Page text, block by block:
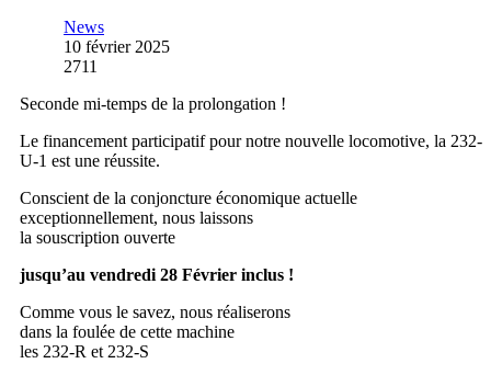
News
10 février 2025
2711
Seconde mi-temps de la prolongation !
Le financement participatif pour notre nouvelle locomotive, la 232-
U-1 est une réussite.
Conscient de la conjoncture économique actuelle
exceptionnellement, nous laissons
la souscription ouverte
jusqu’au vendredi 28 Février inclus !
Comme vous le savez, nous réaliserons
dans la foulée de cette machine
les 232-R et 232-S